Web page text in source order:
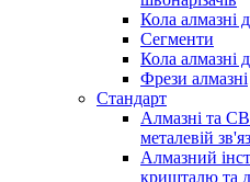
Кола алмазні
Сегменти
Кола
Фрези алмазні
Стандарт
Алмазні та
металевій
Алмазний
кришталю та